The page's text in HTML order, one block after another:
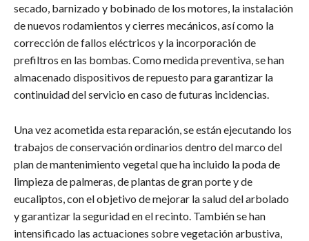
secado, barnizado y bobinado de los motores, la instalación
de nuevos rodamientos y cierres mecánicos, así como la
corrección de fallos eléctricos y la incorporación de
prefiltros en las bombas. Como medida preventiva, se han
almacenado dispositivos de repuesto para garantizar la
continuidad del servicio en caso de futuras incidencias.
Una vez acometida esta reparación, se están ejecutando los
trabajos de conservación ordinarios dentro del marco del
plan de mantenimiento vegetal que ha incluido la poda de
limpieza de palmeras, de plantas de gran porte y de
eucaliptos, con el objetivo de mejorar la salud del arbolado
y garantizar la seguridad en el recinto. También se han
intensificado las actuaciones sobre vegetación arbustiva,